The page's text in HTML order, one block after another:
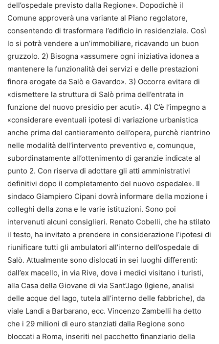
dell’ospedale previsto dalla Regione». Dopodichè il
Comune approverà una variante al Piano regolatore,
consentendo di trasformare l’edificio in residenziale. Così
lo si potrà vendere a un’immobiliare, ricavando un buon
gruzzolo. 2) Bisogna «assumere ogni iniziativa idonea a
mantenere la funzionalità dei servizi e delle prestazioni
finora erogate da Salò e Gavardo». 3) Occorre evitare di
«dismettere la struttura di Salò prima dell’entrata in
funzione del nuovo presidio per acuti». 4) C’è l’impegno a
«considerare eventuali ipotesi di variazione urbanistica
anche prima del cantieramento dell’opera, purchè rientrino
nelle modalità dell’intervento preventivo e, comunque,
subordinatamente all’ottenimento di garanzie indicate al
punto 2. Con riserva di adottare gli atti amministrativi
definitivi dopo il completamento del nuovo ospedale». Il
sindaco Giampiero Cipani dovrà informare della mozione i
colleghi della zona e le varie istituzioni. Sono poi
intervenuti alcuni consiglieri. Renato Cobelli, che ha stilato
il testo, ha invitato a prendere in considerazione l’ipotesi di
riunificare tutti gli ambulatori all’interno dell’ospedale di
Salò. Attualmente sono dislocati in sei luoghi differenti:
dall’ex macello, in via Rive, dove i medici visitano i turisti,
alla Casa della Giovane di via Sant’Jago (Igiene, analisi
delle acque del lago, tutela all’interno delle fabbriche), da
viale Landi a Barbarano, ecc. Vincenzo Zambelli ha detto
che i 29 milioni di euro stanziati dalla Regione sono
bloccati a Roma, inseriti nel pacchetto finanziario della